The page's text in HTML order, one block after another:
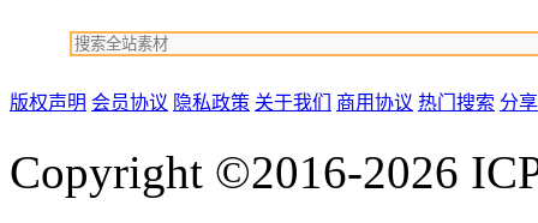
版权声明 会员协议 隐私政策 关于我们 商用协议 热门搜索 分
Copyright ©2016-2026